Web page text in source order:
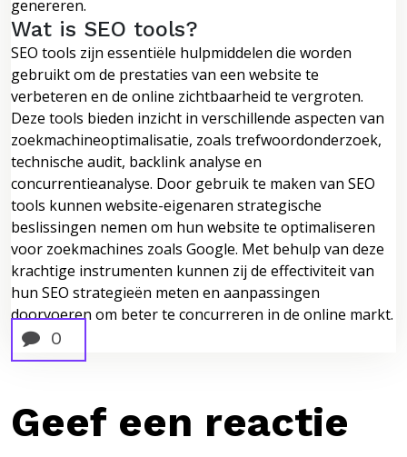
genereren.
Wat is SEO tools?
SEO tools zijn essentiële hulpmiddelen die worden
gebruikt om de prestaties van een website te
verbeteren en de online zichtbaarheid te vergroten.
Deze tools bieden inzicht in verschillende aspecten van
zoekmachineoptimalisatie, zoals trefwoordonderzoek,
technische audit, backlink analyse en
concurrentieanalyse. Door gebruik te maken van SEO
tools kunnen website-eigenaren strategische
beslissingen nemen om hun website te optimaliseren
voor zoekmachines zoals Google. Met behulp van deze
krachtige instrumenten kunnen zij de effectiviteit van
hun SEO strategieën meten en aanpassingen
doorvoeren om beter te concurreren in de online markt.
0
Geef een reactie